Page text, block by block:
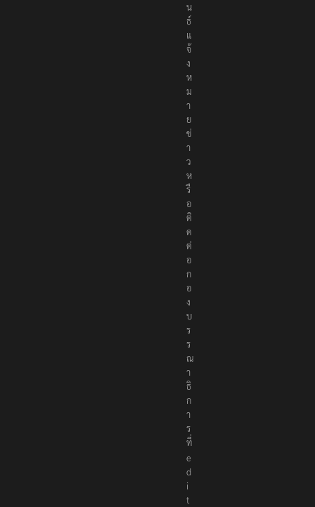
น
ธ์
แ
จ้
ง
ห
ม
า
ย
ข่
า
ว
ห
รื
อ
ติ
ด
ต่
อ
ก
อ
ง
บ
ร
ร
ณ
า
ธิ
ก
า
ร
ที่
e
d
i
t